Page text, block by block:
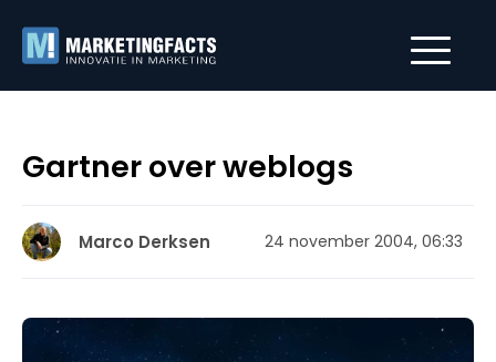
Gartner over weblogs
Marco Derksen 24 november 2004, 06:33